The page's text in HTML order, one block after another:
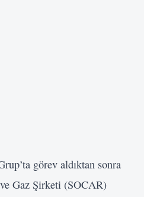
görev aldıktan sonra
Gaz Şirketi (SOCAR)